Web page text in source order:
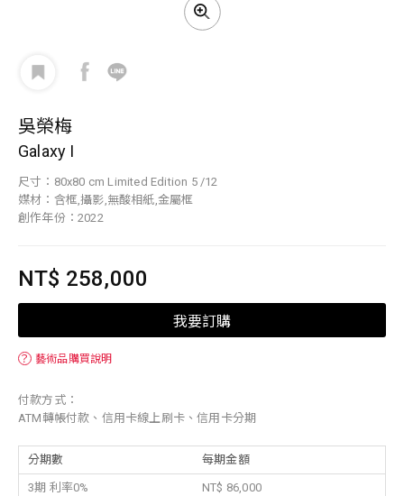
吳榮梅
Galaxy I
尺寸：80x80 cm Limited Edition 5 /12
媒材：含框,攝影,無酸相紙,金屬框
創作年份：2022
NT$ 258,000
我要訂購
？ 藝術品購買說明
付款方式：
ATM轉帳付款、信用卡線上刷卡、信用卡分期
分期數 每期金額
3期 利率0%
NT$ 86,000